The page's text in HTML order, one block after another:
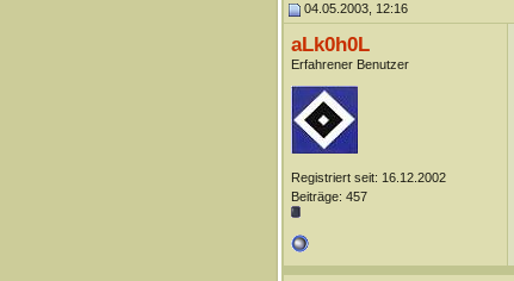
04.05.2003, 12:16
aLk0h0L
Erfahrener Benutzer
Registriert seit: 16.12.2002
Beiträge: 457